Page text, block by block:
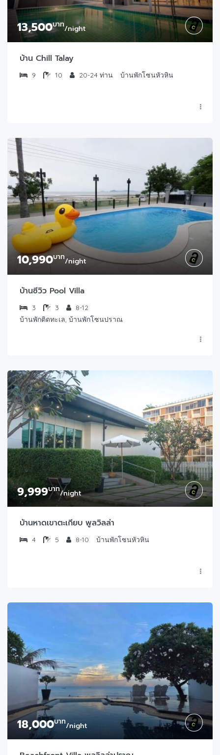
13,500บาท/night
บ้าน Chill Talay
9 10 20-24 ท่าน บ้านพักโซนหัวหิน
10,990บาท/night
บ้านซีวิว Pool Villa
3 3
8-12
บ้านพักติดทะเล, บ้านพักโซนปราณ
9,999บาท/night
บ้านหาดเขาตะเกียบ พูลวิลล่า
4 5 8-10 บ้านพักโซนหัวหิน
18,000บาท/night